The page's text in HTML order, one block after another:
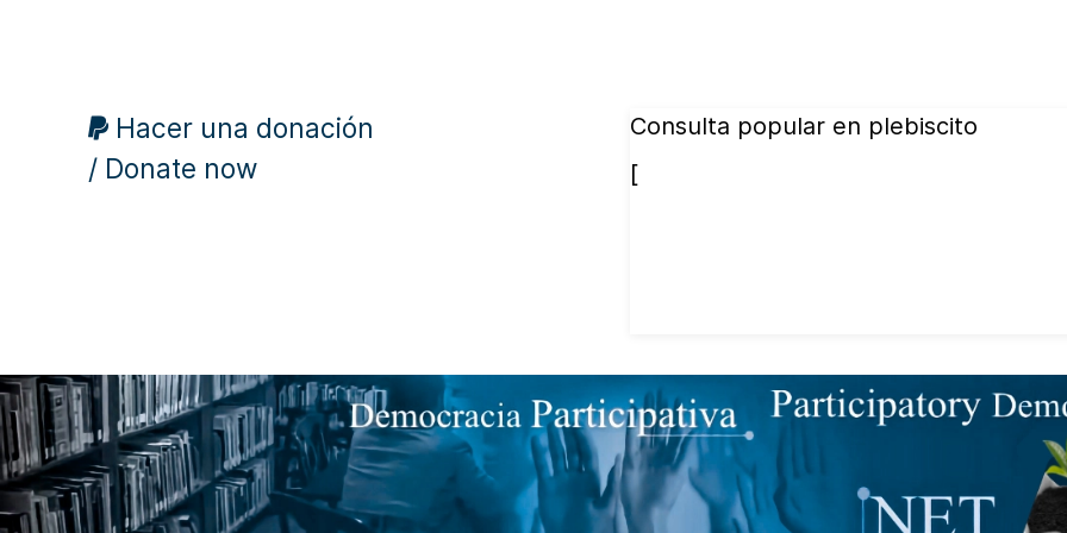
Hacer una donación
/ Donate now
Consulta popular en plebiscito
[